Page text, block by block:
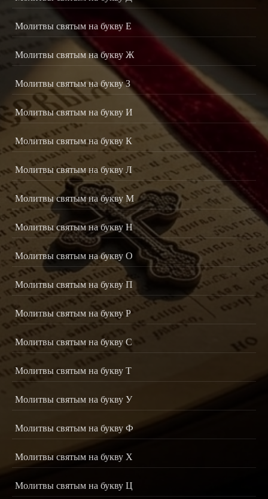
Молитвы святым на букву Е
Молитвы святым на букву Ж
Молитвы святым на букву З
Молитвы святым на букву И
Молитвы святым на букву К
Молитвы святым на букву Л
Молитвы святым на букву М
Молитвы святым на букву Н
Молитвы святым на букву О
Молитвы святым на букву П
Молитвы святым на букву Р
Молитвы святым на букву С
Молитвы святым на букву Т
Молитвы святым на букву У
Молитвы святым на букву Ф
Молитвы святым на букву Х
Молитвы святым на букву Ц